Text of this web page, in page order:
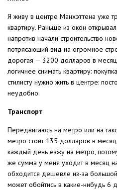
Я живу в центре Манхэттена уже
квартиру. Раньше из окон
напротив начали строительство
потрясающий вид на огромное
дорогая — 3200 долларов в
логичнее снимать квартиру:
стилисту нужно жить в центре:
неудобно.
Транспорт
Передвигаюсь на метро или на
метро стоит 135 долларов в
каждый день езжу на метро,
же сумма у меня уходит в месяц
обходится дешевле из-за
может обойтись в какие-нибудь 6